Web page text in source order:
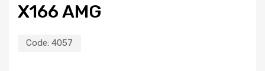
X166 AMG
Code: 4057